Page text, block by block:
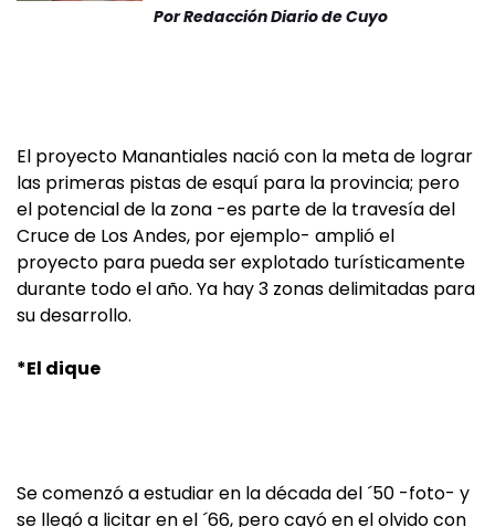
PorRedacción Diario de Cuyo
El proyecto Manantiales nació con la meta de lograr
las primeras pistas de esquí para la provincia; pero
el potencial de la zona -es parte de la travesía del
Cruce de Los Andes, por ejemplo- amplió el
proyecto para pueda ser explotado turísticamente
durante todo el año. Ya hay 3 zonas delimitadas para
su desarrollo.
*El dique
Se comenzó a estudiar en la década del ´50 -foto- y
se llegó a licitar en el ´66, pero cayó en el olvido con